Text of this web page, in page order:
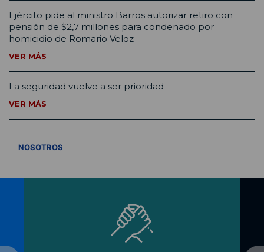
Ejército pide al ministro Barros autorizar retiro con
pensión de $2,7 millones para condenado por
homicidio de Romario Veloz
VER MÁS
La seguridad vuelve a ser prioridad
VER MÁS
NOSOTROS